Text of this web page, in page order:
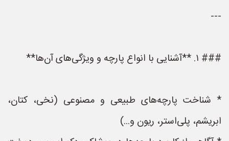
---
### ۱. **آشنایی با انواع پارچه و ویژگی‌های آن‌ها**
* شناخت پارچه‌های طبیعی و مصنوعی (نخی، کتان،
ابریشم، پلی‌استر، ریون و...)